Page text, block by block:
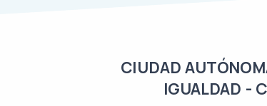
CIUDAD
IGUALDAD -